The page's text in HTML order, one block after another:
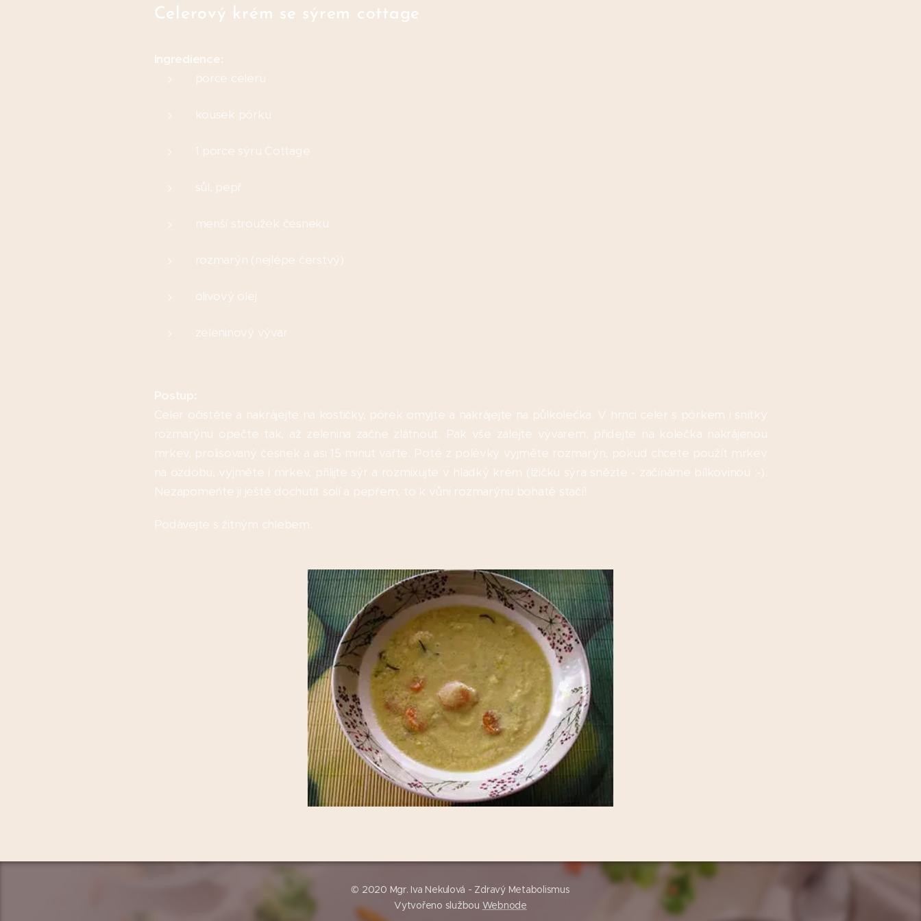
Celerový krém se sýrem cottage
Ingredience:
porce celeru
kousek pórku
1 porce sýru Cottage
sůl, pepř
menší stroužek česneku
rozmarýn (nejlépe čerstvý)
olivový olej
zeleninový vývar
Postup:
Celer očistěte a nakrájejte na kostičky, pórek omyjte a nakrájejte na půlkolečka. V hrnci celer s pórkem i snítky
rozmarýnu opečte tak, až zelenina začne zlátnout. Pak vše zalejte vývarem, přidejte na kolečka nakrájenou
mrkev, prolisovaný česnek a asi 15 minut vařte. Poté z polévky vyjměte rozmarýn, pokud chcete použít mrkev
na ozdobu, vyjměte i mrkev, přilijte sýr a rozmixujte v hladký krém (lžičku sýra snězte - začínáme bílkovinou :-).
Nezapomeňte ji ještě dochutit solí a pepřem, to k vůni rozmarýnu bohatě stačí!
Podávejte s žitným chlebem.
© 2020 Mgr. Iva Nekulová - Zdravý Metabolismus
Vytvořeno službou Webnode